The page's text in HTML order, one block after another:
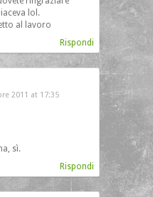
lol.
al lavoro
Rispondi
2011 at 17:35
sì.
Rispondi